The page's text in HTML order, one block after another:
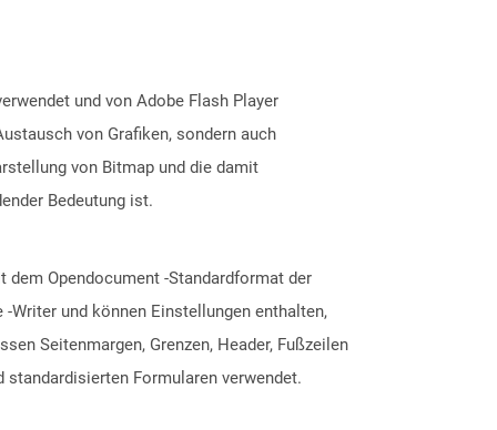
und von Adobe Flash Player
von Grafiken, sondern auch
von Bitmap und die damit
Bedeutung ist.
dem Opendocument -Standardformat der
Writer und können Einstellungen enthalten,
Seitenmargen, Grenzen, Header, Fußzeilen
Formularen verwendet.